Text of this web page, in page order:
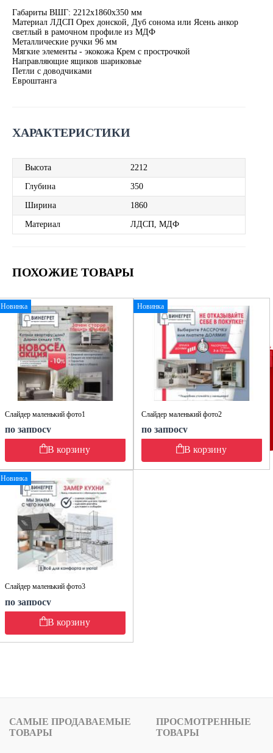
Габариты ВШГ: 2212х1860х350 мм
Материал ЛДСП Орех донской, Дуб сонома или Ясень анкор
светлый в рамочном профиле из МДФ
Металлические ручки 96 мм
Мягкие элементы - экокожа Крем с прострочкой
Направляющие ящиков шариковые
Петли с доводчиками
Евроштанга
ХАРАКТЕРИСТИКИ
Высота 2212
Глубина 350
Ширина 1860
Материал ЛДСП, МДФ
ПОХОЖИЕ ТОВАРЫ
Новинка
Слайдер маленький фото1
по запросу
В корзину
Новинка
Слайдер маленький фото2
по запросу
В корзину
Новинка
Слайдер маленький фото3
по запросу
В корзину
САМЫЕ ПРОДАВАЕМЫЕ
ТОВАРЫ
ПРОСМОТРЕННЫЕ
ТОВАРЫ